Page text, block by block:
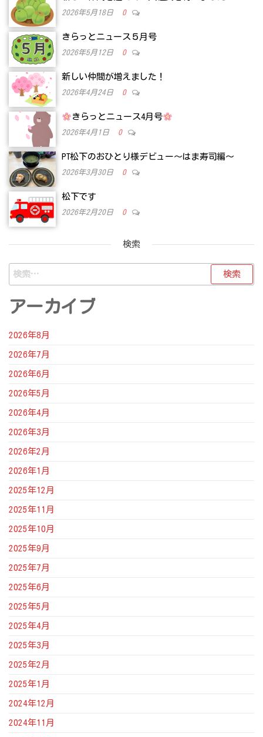
2026年5月18日 0
きらっとニュース５月号
2026年5月12日 0
新しい仲間が増えました！
2026年4月24日 0
きらっとニュース4月号
2026年4月1日 0
PT松下のおひとり様デビュー～はま寿司編～
2026年3月30日 0
松下です
2026年2月20日 0
検索
検
索:
アーカイブ
2026年8月
2026年7月
2026年6月
2026年5月
2026年4月
2026年3月
2026年2月
2026年1月
2025年12月
2025年11月
2025年10月
2025年9月
2025年7月
2025年6月
2025年5月
2025年4月
2025年3月
2025年2月
2025年1月
2024年12月
2024年11月